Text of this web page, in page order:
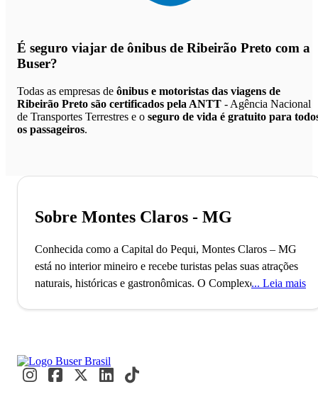
É seguro viajar de ônibus de Ribeirão Preto com a
Buser?
Todas as empresas de ônibus e motoristas das viagens de
Ribeirão Preto são certificados pela ANTT - Agência Nacional
de Transportes Terrestres e o seguro de vida é gratuito para
os passageiros.
Sobre Montes Claros - MG
Conhecida como a Capital do Pequi, Montes Claros – MG
está no interior mineiro e recebe turistas pelas suas atrações
naturais, históricas e gastronômicas. O Complexo da Lapa
norte de Minas Gerais. Visitantes e moradores exploram
trilhas e saboreiam a culinária típica, como o arroz com
Leia mais